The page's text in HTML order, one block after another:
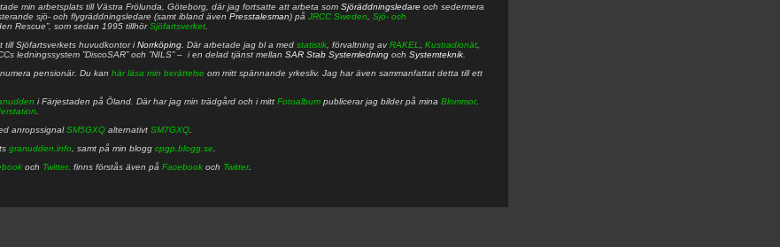
min arbetsplats till Västra Frölunda, Göteborg, där jag fortsatte att arbeta som Sjöräddningsledare och sedermera
sjö- och flygräddningsledare (samt ibland även Presstalesman) på JRCC Sweden
Sjö- och
Rescue”, som sedan 1995 tillhörSjöfartsverket
till Sjöfartsverkets huvudkontor iNorrköping . Där arbetade jag bl a med statistik , förvaltning avRAKEL Kustradionät
ledningssystem ”DiscoSAR” och ”NILS” – i en delad tjänst mellan SAR Stab Systemledning och Systemteknik
pensionär. Du kan här läsa min berättelse om mitt spännande yrkesliv. Jag har även sammanfattat detta till ett
i Färjestaden på Öland. Där har jag min trädgård och i mitt Fotoalbum publicerar jag bilder på mina Blommor.
anropssignalSM5GXQ alternativt SM7GXQ
granudden.info , samt på min blogg cpgp.blogg.se
och Twitter. finns förstås även på Facebook och Twitter.